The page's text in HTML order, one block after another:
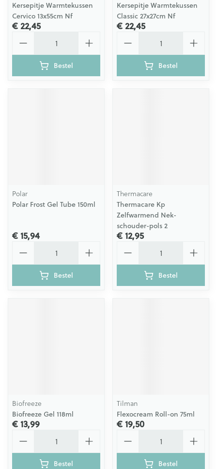
Kersepitje Warmtekussen
Cervico 13x55cm Nf
€ 22,45
Bestel
Kersepitje Warmtekussen
Classic 27x27cm Nf
€ 22,45
Bestel
Polar
Polar Frost Gel Tube 150ml
€ 15,94
Bestel
Thermacare
Thermacare Kp
Zelfwarmend Nek-
schouder-pols 2
€ 12,95
Bestel
Biofreeze
Biofreeze Gel 118ml
€ 13,99
Bestel
Tilman
Flexocream Roll-on 75ml
€ 19,50
Bestel